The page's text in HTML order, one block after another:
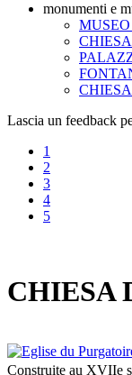
monumenti e
Lascia un feedback
1
2
3
4
5
CHIESA
Construite au XVIIe